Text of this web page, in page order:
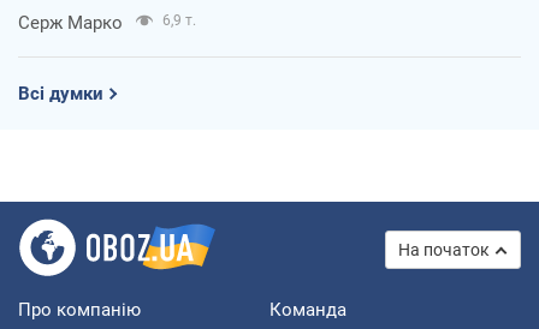
Серж Марко 6,9 т.
Всі думки
На початок
Про компанію Команда